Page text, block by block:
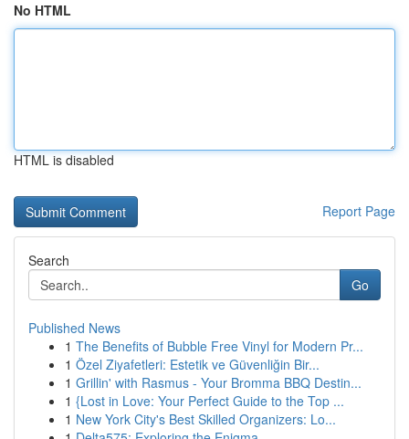
No HTML
HTML is disabled
Report Page
Search
Go
Published News
1 The Benefits of Bubble Free Vinyl for Modern Pr...
1 Özel Ziyafetleri: Estetik ve Güvenliğin Bir...
1 Grillin' with Rasmus - Your Bromma BBQ Destin...
1 {Lost in Love: Your Perfect Guide to the Top ...
1 New York City's Best Skilled Organizers: Lo...